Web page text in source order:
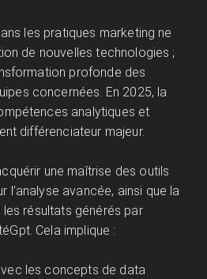
les pratiques marketing ne
de nouvelles technologies ;
profonde des
concernées. En 2025, la
analytiques et
différenciateur majeur.
une maîtrise des outils
l’analyse avancée, ainsi que la
résultats générés par
Cela implique :
les concepts de data